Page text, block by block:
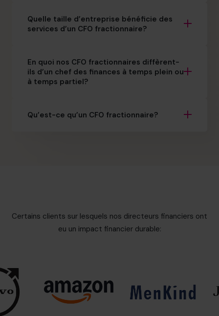
Quelle taille d’entreprise bénéficie des
services d’un CFO fractionnaire?
En quoi nos CFO fractionnaires diffèrent-
ils d’un chef des finances à temps plein ou
à temps partiel?
Qu’est-ce qu’un CFO fractionnaire?
Certains clients sur lesquels nos directeurs financiers ont
eu un impact financier durable: